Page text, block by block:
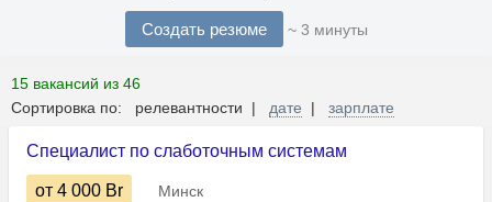
Создать резюме ~ 3 минуты
15 вакансий из 46
Сортировка по: релевантности | дате | зарплате
Специалист по слаботочным системам
от 4 000 Br
Минск